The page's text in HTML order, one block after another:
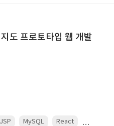
도 프로토타입 웹 개발
JSP MySQL React